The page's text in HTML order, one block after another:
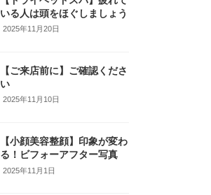
いる人は頭をほぐしましょう
2025年11月20日
【ご来店前に】ご確認くださ
い
2025年11月10日
【小顔美容整顔】印象が変わ
る！ビフォーアフター写真
2025年11月1日